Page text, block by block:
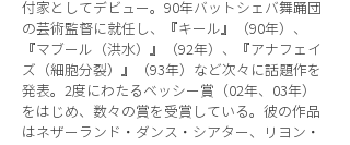
付家としてデビュー。90年バットシェバ舞踊団
の芸術監督に就任し、『キール』（90年）、
『マブール（洪水）』（92年）、『アナフェイ
ズ（細胞分裂）』（93年）など次々に話題作を
発表。2度にわたるベッシー賞（02年、03年）
をはじめ、数々の賞を受賞している。彼の作品
はネザーランド・ダンス・シアター、リヨン・